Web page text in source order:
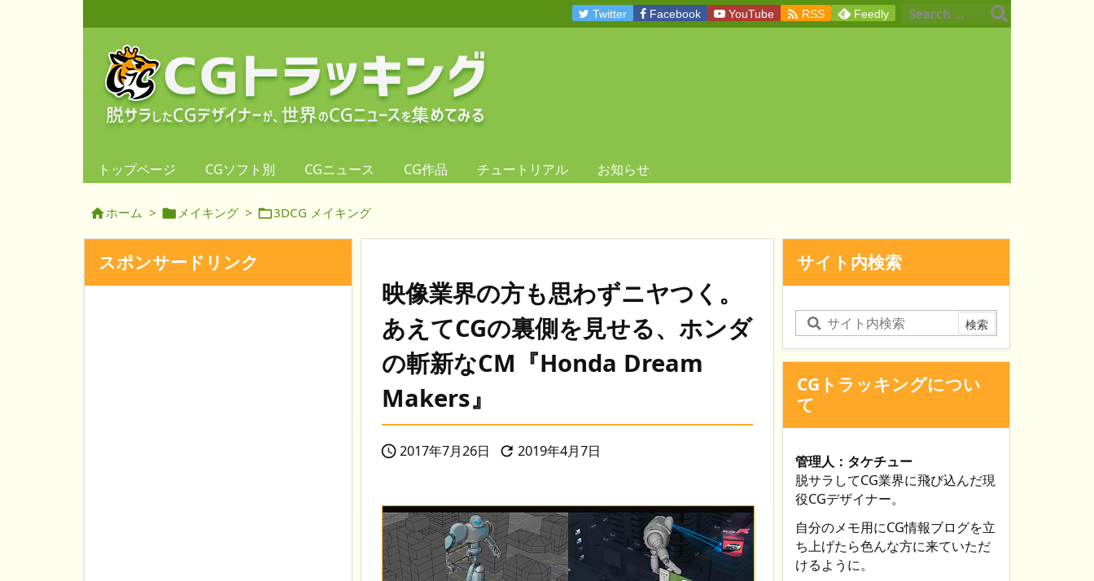
トップページ CGソフト別 CGニュース CG作品 チュートリアル お知らせ
Twitter Facebook YouTube  RSS Feedly
ホーム >  メイキング > 3DCG メイキング
映像業界の方も思わずニヤつく。
あえてCGの裏側を見せる、ホンダ
の斬新なCM『Honda Dream
Makers』
2017年7月26日  2019年4月7日
スポンサードリンク サイト内検索
CGトラッキングについ
て
管理人：タケチュー
脱サラしてCG業界に飛び込んだ現
役CGデザイナー。
自分のメモ用にCG情報ブログを立
ち上げたら色んな方に来ていただ
けるように。